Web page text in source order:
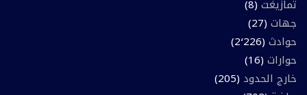
تمازيغت (8)
جهات (27)
حوادث (2٬226)
حوارات (16)
خارج الحدود (205)